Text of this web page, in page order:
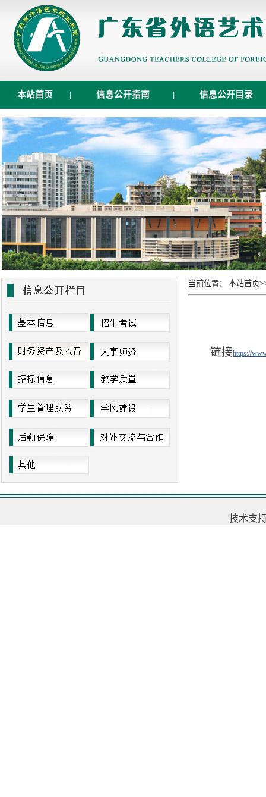
本站首页 | 信息公开指南 | 信息公开目录
当前位置： 本站首页
链接https://
技术支